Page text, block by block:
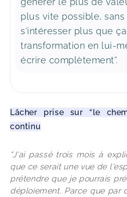
plus vite possible,
s'intéresser plus que
transformation en lui-
écrire complètement”.
Lâcher prise sur “le
continu
“J'ai passé trois mois à
que ce serait une vue de
prétendre que je pourrais
déploiement. Parce que par